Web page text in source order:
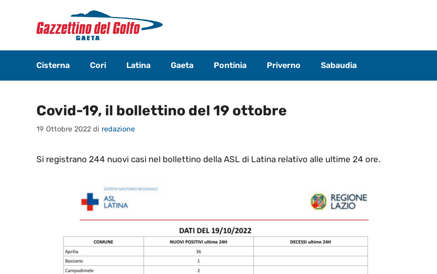
contenuto
Cisterna Cori Latina Gaeta Pontinia Priverno Sabaudia
Covid-19, il bollettino del 19 ottobre
19 Ottobre 2022 di redazione
Si registrano 244 nuovi casi nel bollettino della ASL di Latina relativo alle ultime 24 ore.